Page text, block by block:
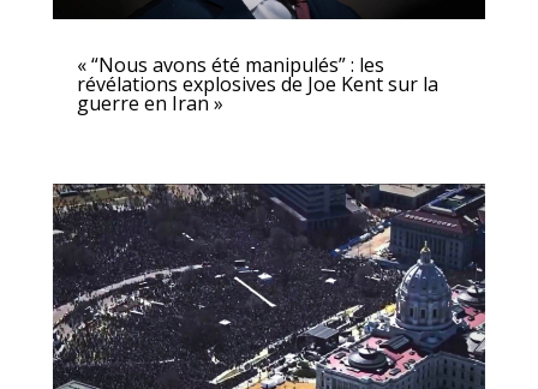
« “Nous avons été manipulés” : les
révélations explosives de Joe Kent sur la
guerre en Iran »